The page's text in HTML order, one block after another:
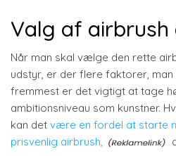
Valg af
Når man skal vælge den rette
udstyr, er der flere faktorer,
fremmest er det vigtigt at tage
ambitionsniveau som kunstner.
kan det være en fordel at starte
prisvenlig airbrush,